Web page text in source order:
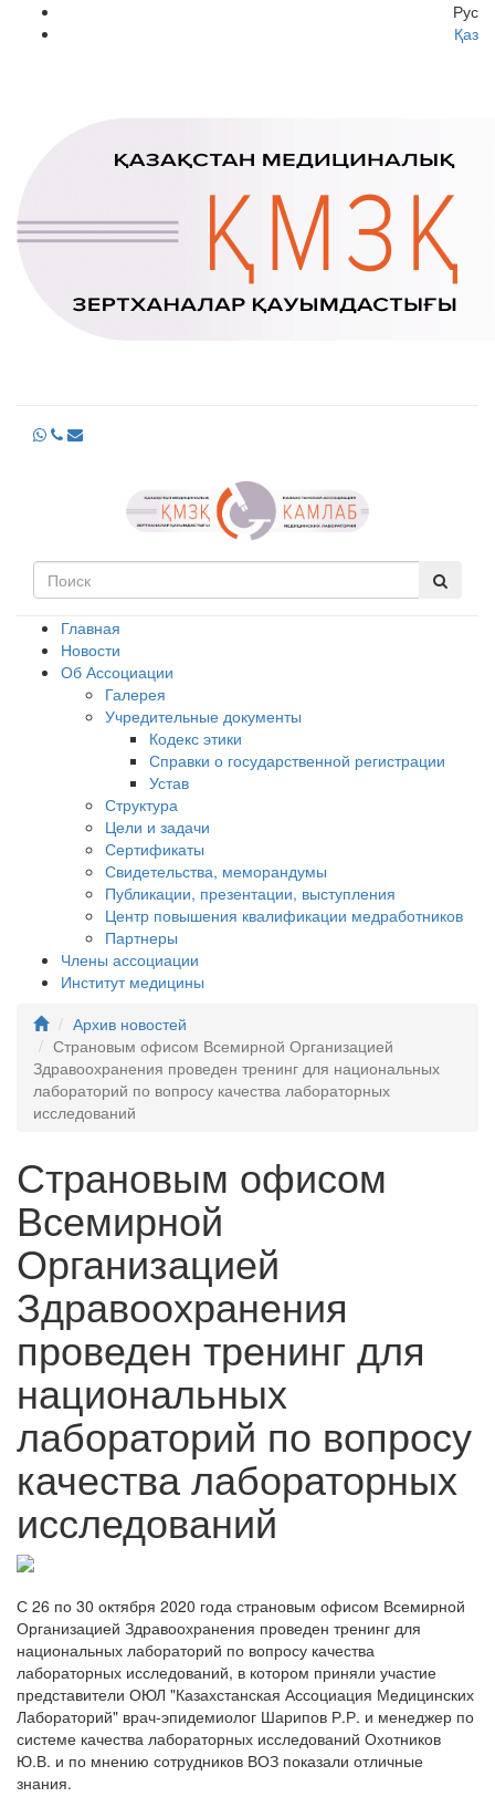
Рус
Қаз
Главная
Новости
Об Ассоциации
Галерея
Учредительные документы
Кодекс этики
Справки о государственной регистрации
Устав
Структура
Цели и задачи
Сертификаты
Свидетельства, меморандумы
Публикации, презентации, выступления
Центр повышения квалификации медработников
Партнеры
Члены ассоциации
Институт медицины
Архив новостей
Страновым офисом Всемирной Организацией
Здравоохранения проведен тренинг для национальных
лабораторий по вопросу качества лабораторных
исследований
Страновым офисом
Всемирной
Организацией
Здравоохранения
проведен тренинг для
национальных
лабораторий по вопросу
качества лабораторных
исследований
С 26 по 30 октября 2020 года страновым офисом Всемирной
Организацией Здравоохранения проведен тренинг для
национальных лабораторий по вопросу качества
лабораторных исследований, в котором приняли участие
представители ОЮЛ "Казахстанская Ассоциация Медицинских
Лабораторий" врач-эпидемиолог Шарипов Р.Р. и менеджер по
системе качества лабораторных исследований Охотников
Ю.В. и по мнению сотрудников ВОЗ показали отличные
знания.